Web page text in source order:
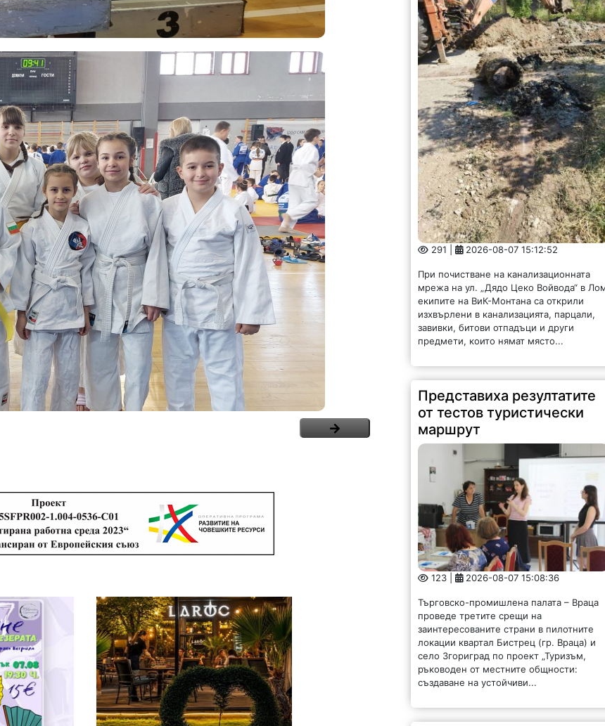
291 | 2026-08-07 15:12:52
При почистване на канализационната
мрежа на ул. „Дядо Цеко Войвода“ в
екипите на ВиК-Монтана са открили
изхвърлени в канализацията, парцали,
завивки, битови отпадъци и други
предмети, които нямат място...
Представиха резултатите
от тестов туристически
маршрут
123 | 2026-08-07 15:08:36
Търговско-промишлена палата – Враца
проведе третите срещи на
заинтересованите страни в пилотните
локации квартал Бистрец (гр. Враца) и
село Згориград по проект „Туризъм,
ръководен от местните общности:
създаване на устойчиви...